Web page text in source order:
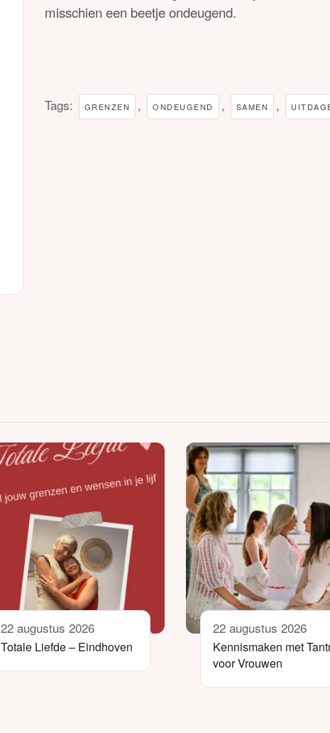
misschien een beetje ondeugend.
Tags: GRENZEN , ONDEUGEND , SAMEN ,
22 augustus 2026
Totale Liefde – Eindhoven
22 augustus 2026
Kennismaken met
voor Vrouwen